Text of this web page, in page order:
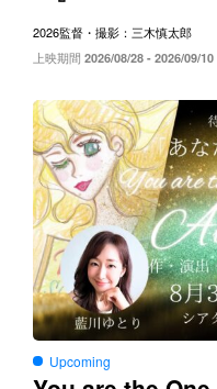
2026監督・撮影：三木慎太郎
上映期間 2026/08/28 - 2026/09/10
Upcoming